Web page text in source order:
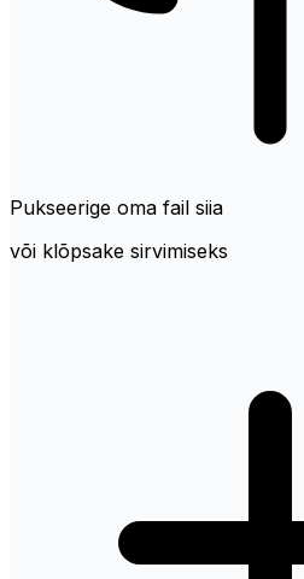
Pukseerige oma fail siia
või klõpsake sirvimiseks